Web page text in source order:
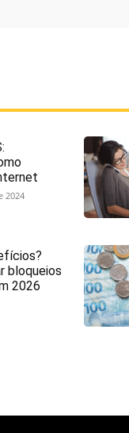
2024
bloqueios
2026